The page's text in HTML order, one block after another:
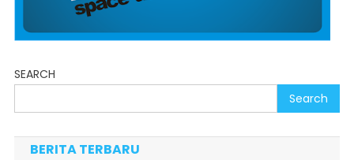
SEARCH
Search
BERITA TERBARU